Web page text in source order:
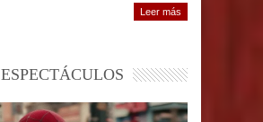
Leer más
ESPECTÁCULOS